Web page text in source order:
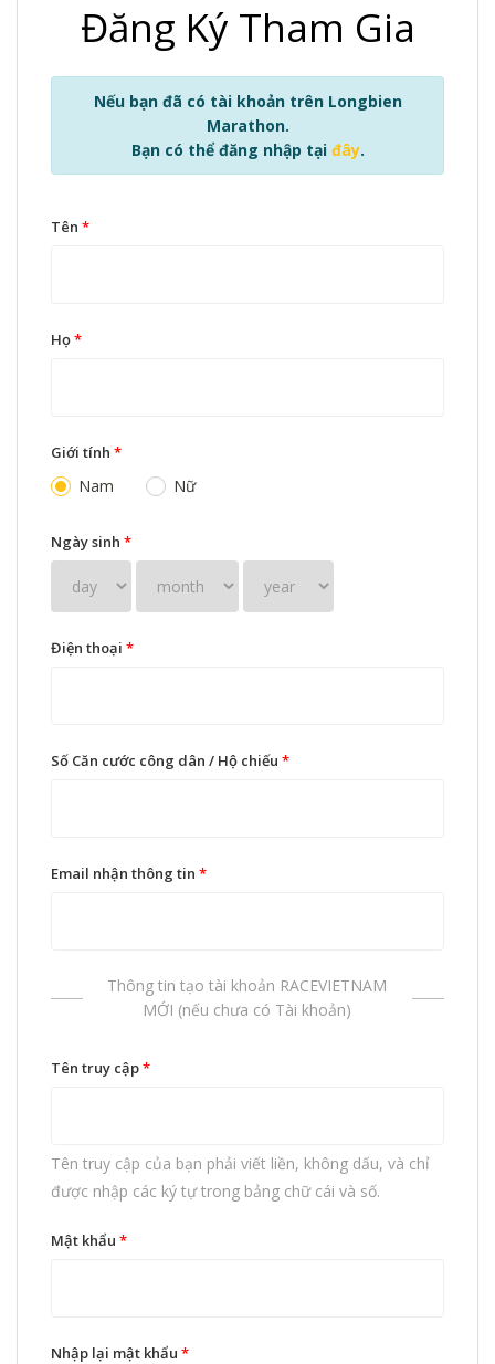
Đăng Ký Tham Gia
Nếu bạn đã có tài khoản trên Longbien
Marathon.
Bạn có thể đăng nhập tại đây.
Tên *
Họ*
Giới tính *
Nam Nữ
Ngày sinh *
Điện thoại *
Số Căn cước công dân / Hộ chiếu *
Email nhận thông tin *
Thông tin tạo tài khoản RACEVIETNAM
MỚI (nếu chưa có Tài khoản)
Tên truy cập*
Tên truy cập của bạn phải viết liền, không dấu, và chỉ
được nhập các ký tự trong bảng chữ cái và số.
Mật khẩu *
Nhập lại mật khẩu *